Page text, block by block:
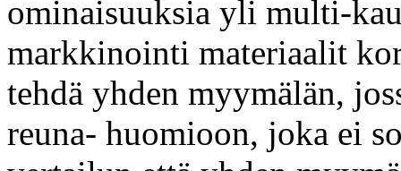
ominaisuuksia yli multi-
markkinointi materiaalit
tehdä yhden myymälän,
reuna- huomioon, joka ei